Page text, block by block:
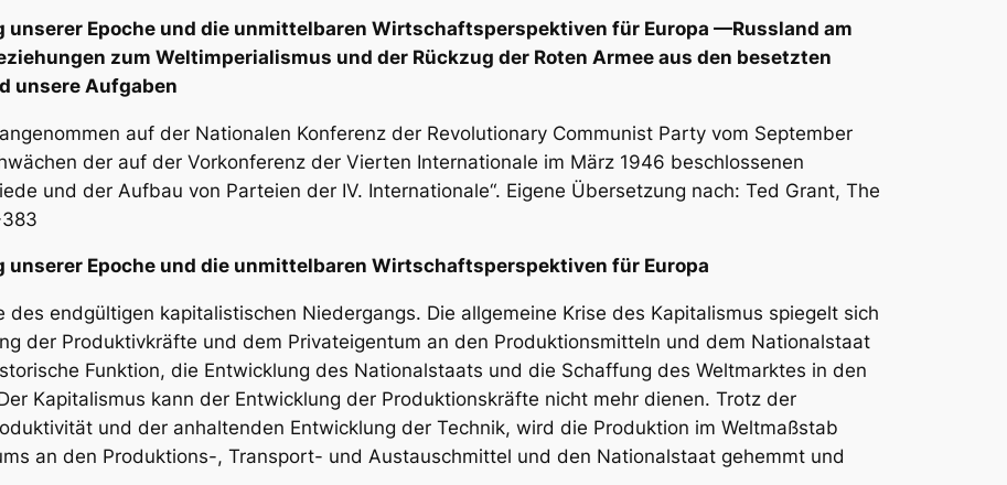
Epoche und die unmittelbaren Wirtschaftsperspektiven für Europa —Russland am
zum Weltimperialismus und der Rückzug der Roten Armee aus den besetzten
unsere Aufgaben
auf der Nationalen Konferenz der Revolutionary Communist Party vom September
der auf der Vorkonferenz der Vierten Internationale im März 1946 beschlossenen
und der Aufbau von Parteien der IV. Internationale“. Eigene Übersetzung nach: Ted Grant, The
Epoche und die unmittelbaren Wirtschaftsperspektiven für Europa
des endgültigen kapitalistischen Niedergangs. Die allgemeine Krise des Kapitalismus spiegelt sich
der Produktivkräfte und dem Privateigentum an den Produktionsmitteln und dem Nationalstaat
Funktion, die Entwicklung des Nationalstaats und die Schaffung des Weltmarktes in den
Kapitalismus kann der Entwicklung der Produktionskräfte nicht mehr dienen. Trotz der
und der anhaltenden Entwicklung der Technik, wird die Produktion im Weltmaßstab
an den Produktions-, Transport- und Austauschmittel und den Nationalstaat gehemmt und